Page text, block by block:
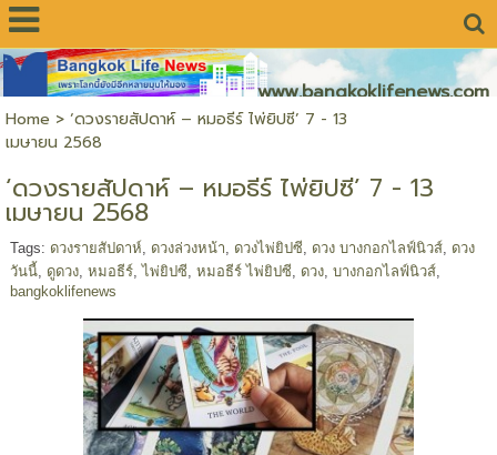
www.bangkoklifenews.com
Home > ‘ดวงรายสัปดาห์ – หมอธีร์ ไพ่ยิปซี’ 7 - 13
เมษายน 2568
‘ดวงรายสัปดาห์ – หมอธีร์ ไพ่ยิปซี’ 7 - 13
เมษายน 2568
Tags: ดวงรายสัปดาห์ ดวงล่วงหน้า ดวงไพ่ยิปซี ดวง บางกอกไลฟ์นิวส์, ดวง
วันนี้, ดูดวง, หมอธีร์,ไพ่ยิปซี หมอธีร์ ไพ่ยิปซี ดวง, บางกอกไลฟ์นิวส์,
bangkoklifenews